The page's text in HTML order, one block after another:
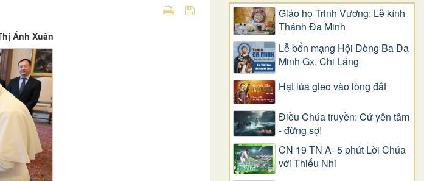
Ánh Xuân
Giáo họ Trinh Vương: Lễ kính
Thánh Đa Minh
Lễ bổn mạng Hội Dòng Ba Đa
Minh Gx. Chi Lăng
Hạt lúa gieo vào lòng đất
Điều Chúa truyền: Cứ yên tâm
- đừng sợ!
CN 19 TN A- 5 phút Lời Chúa
với Thiếu Nhi